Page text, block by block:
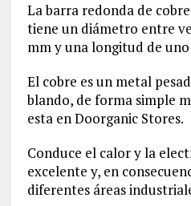
La barra redonda de
tiene un diámetro entre
mm y una longitud de uno
El cobre es un metal
blando, de forma simple
esta en Doorganic Stores.
Conduce el calor y la
excelente y, en
diferentes áreas